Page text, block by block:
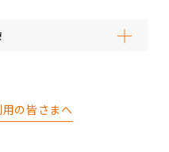
の皆さまへ